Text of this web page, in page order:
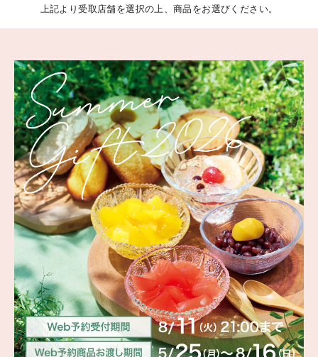
上記より受取店舗を選択の上、商品をお選びください。